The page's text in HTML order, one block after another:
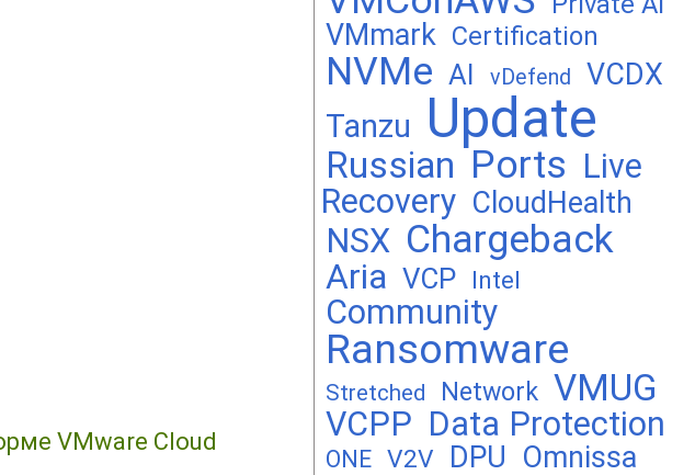
VMware Cloud
VMmark Certification
NVMe AI vDefend VCDX
Tanzu Update
Russian Ports Live
Recovery CloudHealth
NSX Chargeback
Aria VCP Intel
Community
Ransomware
Stretched Network VMUG
VCPP Data Protection
ONE V2V DPU Omnissa